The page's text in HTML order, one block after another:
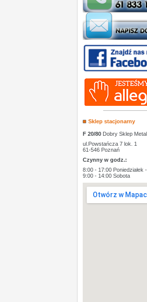
Sklep stacjonarny
F 20/80 Dobry Sklep
ul.Powstańcza 7 lok. 1
61-546 Poznań
Czynny w godz.:
8:00 - 17:00 Poniedziałek
9:00 - 14:00 Sobota